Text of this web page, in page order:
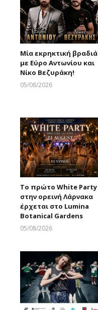
Μία εκρηκτική βραδιά
με Εύρο Αντωνίου και
Νίκο Βεζυράκη!
05/08/2026
Το πρώτο White Party
στην ορεινή Λάρνακα
έρχεται στο Lumina
Botanical Gardens
05/08/2026